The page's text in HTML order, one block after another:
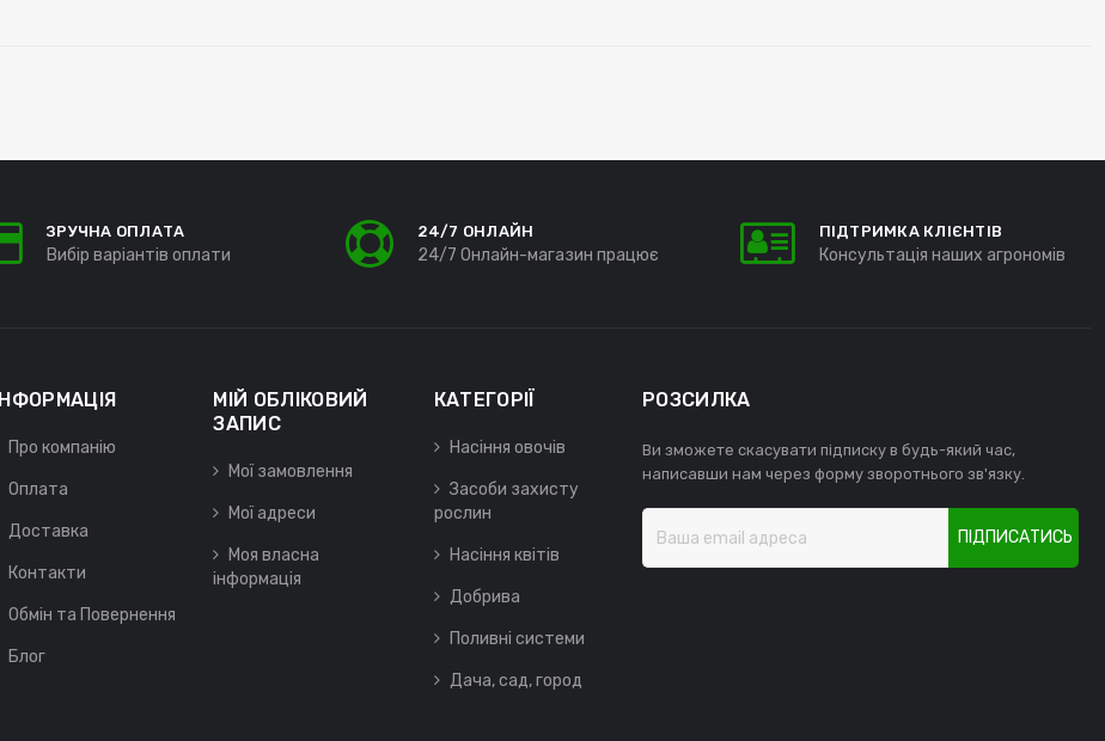
ЗРУЧНА ОПЛАТА
Вибір варіантів оплати
24/7 ОНЛАЙН
24/7 Онлайн-магазин працює
ПІДТРИМКА КЛІЄНТІВ
Консультація наших агрономів
ІНФОРМАЦІЯ
Про компанію
Оплата
Доставка
Контакти
Обмін та Повернення
Блог
МІЙ ОБЛІКОВИЙ
ЗАПИС
Мої замовлення
Мої адреси
Моя власна
інформація
КАТЕГОРІЇ
Насіння овочів
Засоби захисту
рослин
Насіння квітів
Добрива
Поливні системи
Дача, сад, город
РОЗСИЛКА
Ви зможете скасувати підписку в будь-який час,
написавши нам через форму зворотнього зв'язку.
ПІДПИСАТИСЬ